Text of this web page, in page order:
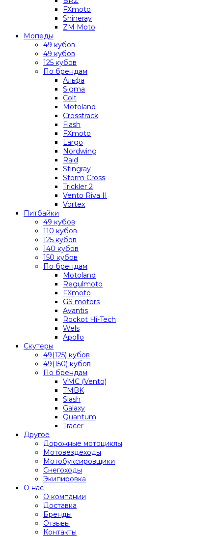
FXmoto
Shineray
ZM Moto
Мопеды
49 кубов
49 кубов
125 кубов
По брендам
Альфа
Sigma
Colt
Motoland
Crosstrack
Flash
FXmoto
Largo
Nordwing
Raid
Stingray
Storm Cross
Trickler 2
Vento Riva II
Vortex
Питбайки
49 кубов
110 кубов
125 кубов
140 кубов
150 кубов
По брендам
Motoland
Regulmoto
FXmoto
GS motors
Avantis
Rockot Hi-Tech
Wels
Apollo
Скутеры
49(125) кубов
49(150) кубов
По брендам
VMC (Vento)
TMBK
Slash
Galaxy
Quantum
Tracer
Другое
Дорожные мотоциклы
Мотовездеходы
Мотобуксировщики
Снегоходы
Экипировка
О нас
О компании
Доставка
Бренды
Отзывы
Контакты